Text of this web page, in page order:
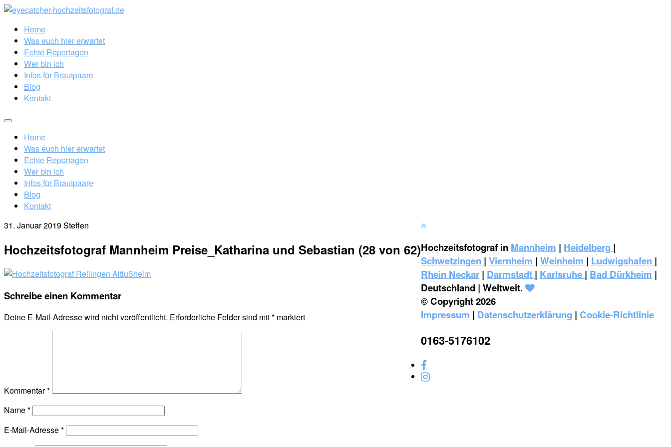
Home
Was euch hier erwartet
Echte Reportagen
Wer bin ich
Infos für Brautpaare
Blog
Kontakt
Home
Was euch hier erwartet
Echte Reportagen
Wer bin ich
Infos für Brautpaare
Blog
Kontakt
31. Januar 2019Steffen
Hochzeitsfotograf Mannheim Preise_Katharina und Sebastian (28 von 62)
Schreibe einen Kommentar
Deine E-Mail-Adresse wird nicht veröffentlicht. Erforderliche Felder sind mit* markiert
Kommentar*
Name*
E-Mail-Adresse*
Hochzeitsfotograf in Mannheim | Heidelberg |
Schwetzingen | Viernheim | Weinheim | ‎Ludwigshafen |
Rhein Neckar | Darmstadt | Karlsruhe | Bad Dürkheim |
Deutschland | Weltweit.
© Copyright 2026
Impressum | Datenschutzerklärung | Cookie-Richtlinie
0163-5176102